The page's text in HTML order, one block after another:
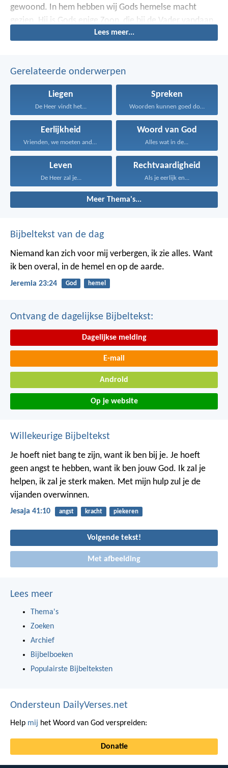
gewoond. In hem hebben wij Gods hemelse macht
gezien. Hij is Gods enige Zoon, die bij de Vader vandaan
gekomen is. In hem waren Gods liefde en trouw volledig
Lees meer...
Gerelateerde onderwerpen
Liegen
De Heer vindt het...
Spreken
Woorden kunnen goed doen...
Eerlijkheid
Vrienden, we moeten anderen...
Woord van God
Alles wat in de...
Leven
De Heer zal je...
Rechtvaardigheid
Als je eerlijk en...
Meer Thema's...
Bijbeltekst van de dag
Niemand kan zich voor mij verbergen, ik zie alles. Want
ik ben overal, in de hemel en op de aarde.
Jeremia 23:24 God hemel
Ontvang de dagelijkse Bijbeltekst:
Dagelijkse melding
E-mail
Android
Op je website
Willekeurige Bijbeltekst
Je hoeft niet bang te zijn, want ik ben bij je. Je hoeft
geen angst te hebben, want ik ben jouw God. Ik zal je
helpen, ik zal je sterk maken. Met mijn hulp zul je de
vijanden overwinnen.
Jesaja 41:10 angst kracht piekeren
Volgende tekst!
Met afbeelding
Lees meer
Thema's
Zoeken
Archief
Bijbelboeken
Populairste Bijbelteksten
Ondersteun DailyVerses.net
Help mij het Woord van God verspreiden:
Donatie